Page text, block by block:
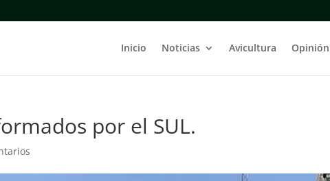
Inicio Noticias Avicultura Opinión
por el SUL.